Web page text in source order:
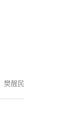
樊醒民